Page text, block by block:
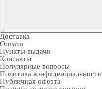
Доставка
Оплата
Пункты выдачи
Контакты
Популярные вопросы
Политика конфиденциальности
Публичная оферта